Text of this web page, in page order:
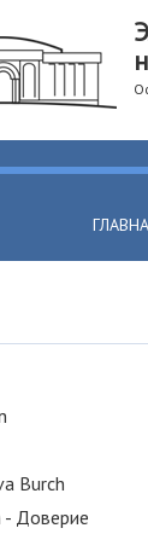
Burch
- Доверие